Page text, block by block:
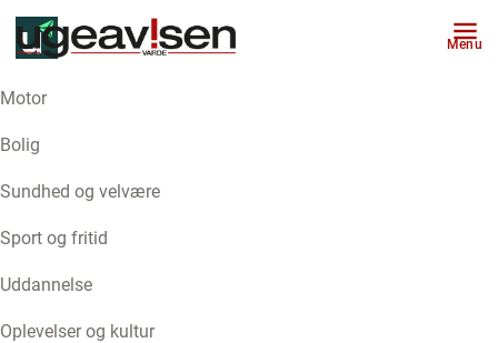
Menu
Motor
Bolig
Sundhed og velvære
Sport og fritid
Uddannelse
Oplevelser og kultur